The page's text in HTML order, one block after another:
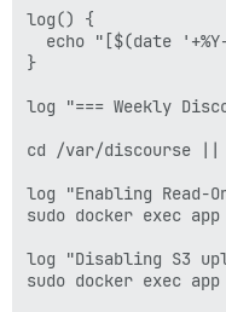
log() {
echo "[$(date
}
log "=== Weekly
cd /var/discourse
log "Enabling Read-
sudo docker exec
log "Disabling S3
sudo docker exec